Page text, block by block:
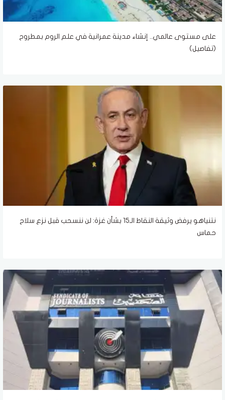
على مستوى عالمي.. إنشاء مدينة عمرانية في علم الروم بمطروح
(تفاصيل)
نتنياهو يرفض وثيقة النقاط الـ15 بشأن غزة: لن ننسحب قبل نزع سلاح
حماس